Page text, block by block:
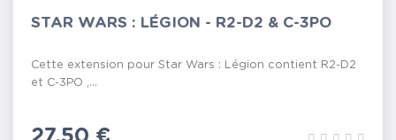
STAR WARS : LÉGION - R2-D2 & C-3PO
Cette extension pour Star Wars : Légion contient R2-D2
et C-3PO ,...